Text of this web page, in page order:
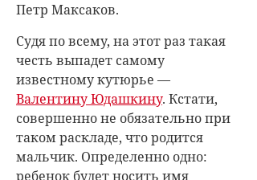
Петр Максаков.
Судя по всему, на этот раз такая
честь выпадет самому
известному кутюрье —
Валентину Юдашкину. Кстати,
совершенно не обязательно при
таком раскладе, что родится
мальчик. Определенно одно:
ребенок будет носить имя